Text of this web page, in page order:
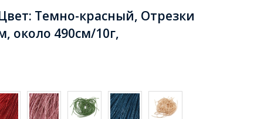
Темно-красный, Отрезки
около 490см/10г,